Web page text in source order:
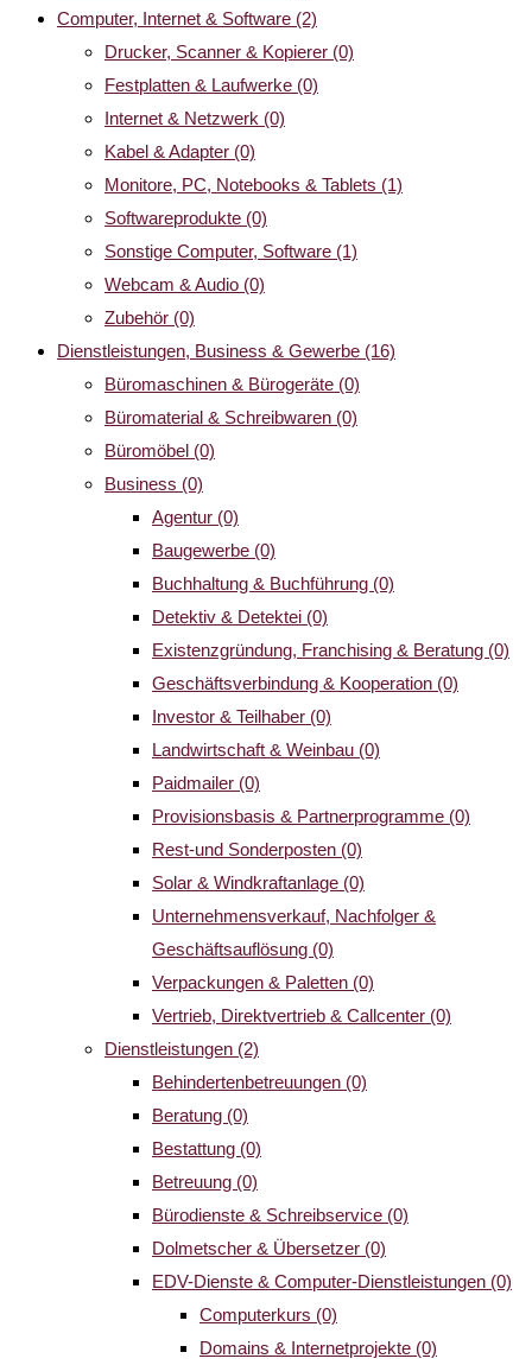
Computer, Internet & Software (2)
Drucker, Scanner & Kopierer (0)
Festplatten & Laufwerke (0)
Internet & Netzwerk (0)
Kabel & Adapter (0)
Monitore, PC, Notebooks & Tablets (1)
Softwareprodukte (0)
Sonstige Computer, Software (1)
Webcam & Audio (0)
Zubehör (0)
Dienstleistungen, Business & Gewerbe (16)
Büromaschinen & Bürogeräte (0)
Büromaterial & Schreibwaren (0)
Büromöbel (0)
Business (0)
Agentur (0)
Baugewerbe (0)
Buchhaltung & Buchführung (0)
Detektiv & Detektei (0)
Existenzgründung, Franchising & Beratung (0)
Geschäftsverbindung & Kooperation (0)
Investor & Teilhaber (0)
Landwirtschaft & Weinbau (0)
Paidmailer (0)
Provisionsbasis & Partnerprogramme (0)
Rest-und Sonderposten (0)
Solar & Windkraftanlage (0)
Unternehmensverkauf, Nachfolger &
Geschäftsauflösung (0)
Verpackungen & Paletten (0)
Vertrieb, Direktvertrieb & Callcenter (0)
Dienstleistungen (2)
Behindertenbetreuungen (0)
Beratung (0)
Bestattung (0)
Betreuung (0)
Bürodienste & Schreibservice (0)
Dolmetscher & Übersetzer (0)
EDV-Dienste & Computer-Dienstleistungen (0)
Computerkurs (0)
Domains & Internetprojekte (0)